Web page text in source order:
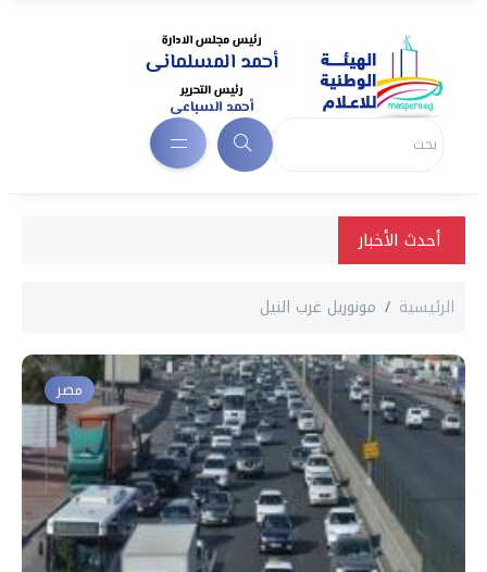
أحدث الأخبار
الرئيسية مونوريل غرب النيل
مصر